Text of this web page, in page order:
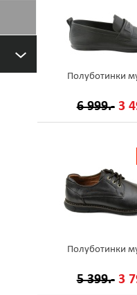
Полуботинки
6 999.- 3
Полуботинки
5 399.- 3